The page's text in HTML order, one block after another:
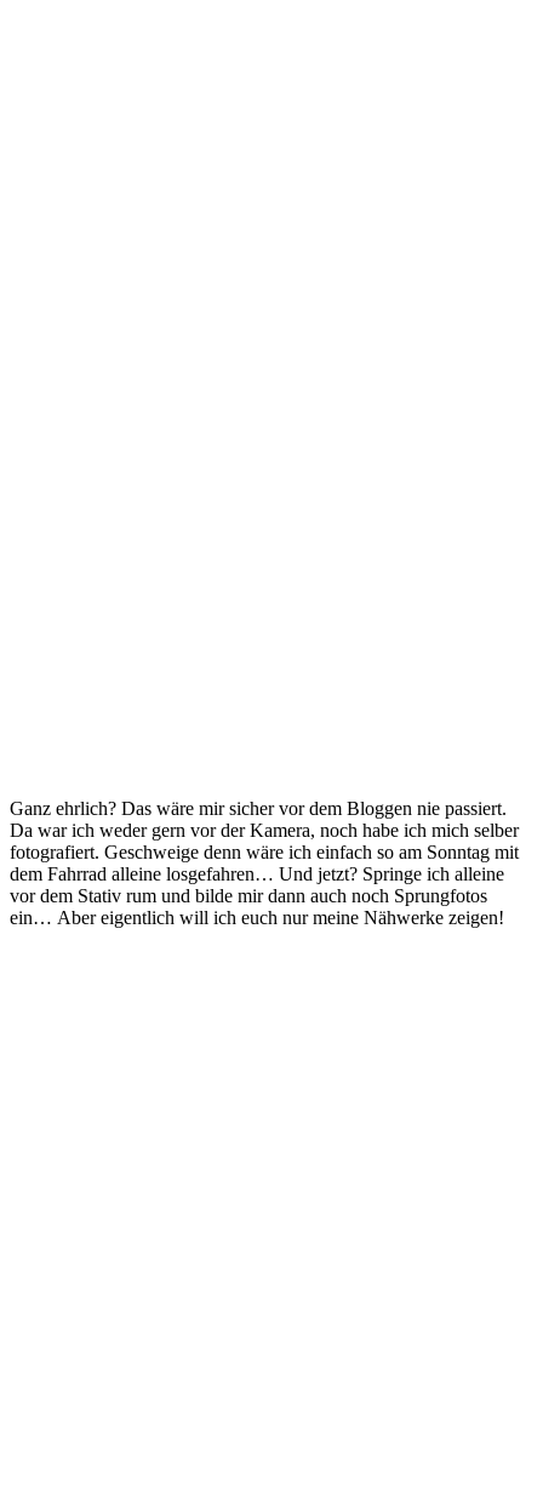
Ganz ehrlich? Das wäre mir sicher vor dem Bloggen nie passiert.
Da war ich weder gern vor der Kamera, noch habe ich mich selber
fotografiert. Geschweige denn wäre ich einfach so am Sonntag mit
dem Fahrrad alleine losgefahren… Und jetzt? Springe ich alleine
vor dem Stativ rum und bilde mir dann auch noch Sprungfotos
ein… Aber eigentlich will ich euch nur meine Nähwerke zeigen!